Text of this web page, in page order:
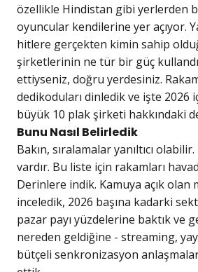
özellikle Hindistan gibi yerlerden
oyuncular kendilerine yer açıyor.
hitlere gerçekten kimin sahip
şirketlerinin ne tür bir güç
ettiyseniz, doğru yerdesiniz.
dedikoduları dinledik ve işte 2026
büyük 10 plak şirketi hakkındaki
Bunu Nasıl Belirledik
Bakın, sıralamalar yanıltıcı
vardır. Bu liste için rakamları
Derinlere indik. Kamuya açık olan
inceledik, 2026 başına kadarki
pazar payı yüzdelerine baktık ve
nereden geldiğine - streaming,
bütçeli senkronizasyon